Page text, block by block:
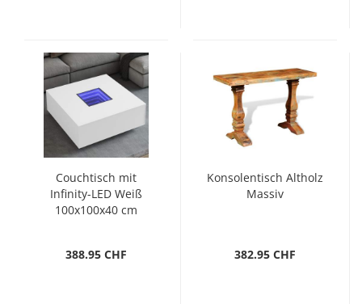
Couchtisch mit
Infinity-LED Weiß
100x100x40 cm
388.95 CHF
Konsolentisch Altholz
Massiv
382.95 CHF